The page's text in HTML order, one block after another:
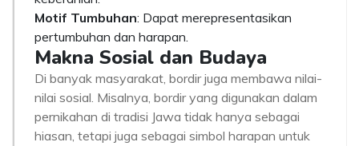
Motif Tumbuhan: Dapat merepresentasikan
pertumbuhan dan harapan.
Makna Sosial dan Budaya
Di banyak masyarakat, bordir juga membawa nilai-
nilai sosial. Misalnya, bordir yang digunakan dalam
pernikahan di tradisi Jawa tidak hanya sebagai
hiasan, tetapi juga sebagai simbol harapan untuk